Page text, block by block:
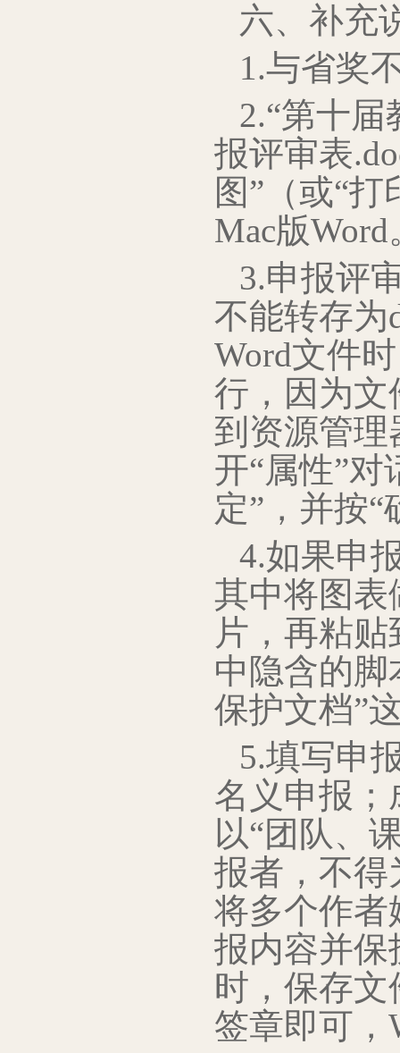
六、补充
1.与省奖
2.“第十
报评审表
图”（或“
Mac版Word
3.申报评
不能转存为
Word文件
行，因为文
到资源管理
开“属性”
定”，并按“
4.如果申
其中将图
片，再粘
中隐含的
保护文档”
5.填写申
名义申报
以“团队、
报者，不得
将多个作者
报内容并保
时，保存
签章即可，